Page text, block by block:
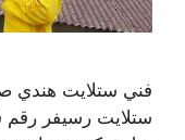
فني ستلايت هندي